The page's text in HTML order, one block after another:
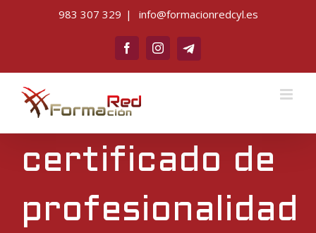
983 307 329 | info@formacionredcyl.es
FacebookInstagram
Telegram
certificado de
profesionalidad